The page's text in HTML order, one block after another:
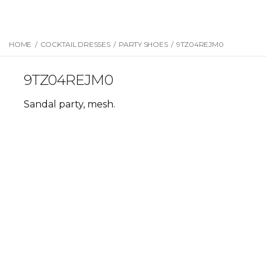
HOME / COCKTAIL DRESSES / PARTY SHOES / 9TZ04REJM0
9TZ04REJM0
Sandal party, mesh.